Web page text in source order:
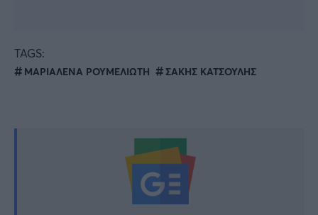
TAGS:
ΜΑΡΙΑΛΕΝΑ ΡΟΥΜΕΛΙΩΤΗ ΣΑΚΗΣ ΚΑΤΣΟΥΛΗΣ